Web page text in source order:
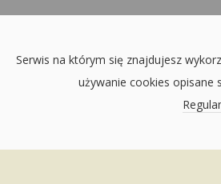
Serwis na którym się znajdujesz
używanie cookies opisane